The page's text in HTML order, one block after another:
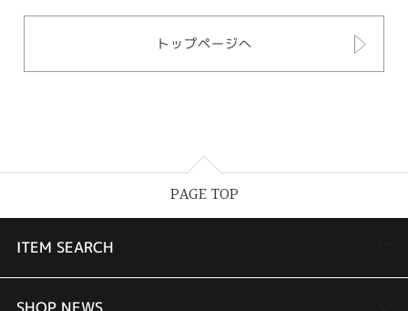
トップページへ
PAGE TOP
ITEM SEARCH
婚約指輪